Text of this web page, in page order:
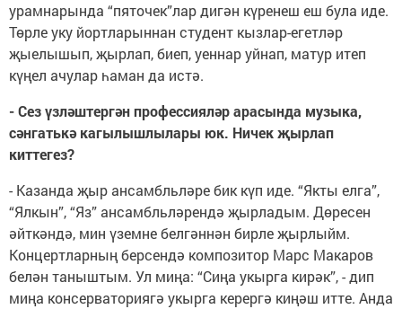
урамнарында “пяточек”лар дигән күренеш еш була иде.
Төрле уку йортларыннан студент кызлар-егетләр
җыелышып, җырлап, биеп, уеннар уйнап, матур итеп
күңел ачулар һаман да истә.
- Сез үзләштергән профессияләр арасында музыка,
сәнгатькә кагылышлылары юк. Ничек җырлап
киттегез?
- Казанда җыр ансамбльләре бик күп иде. “Якты елга”,
“Ялкын”, “Яз” ансамбльләрендә җырладым. Дөресен
әйткәндә, мин үземне белгәннән бирле җырлыйм.
Концертларның берсендә композитор Марс Макаров
белән таныштым. Ул миңа: “Сиңа укырга кирәк”, - дип
миңа консерваториягә укырга керергә киңәш итте. Анда